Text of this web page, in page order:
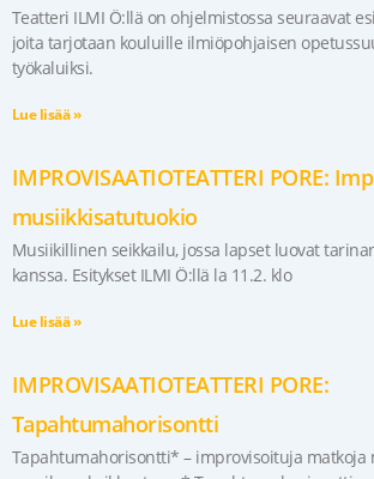
Teatteri ILMI Ö:llä on ohjelmistossa seuraavat
joita tarjotaan kouluille ilmiöpohjaisen
työkaluiksi.
Lue lisää »
IMPROVISAATIOTEATTERI PORE:
musiikkisatutuokio
Musiikillinen seikkailu, jossa lapset luovat
kanssa. Esitykset ILMI Ö:llä la 11.2. klo
Lue lisää »
IMPROVISAATIOTEATTERI PORE:
Tapahtumahorisontti
Tapahtumahorisontti* – improvisoituja matkoja